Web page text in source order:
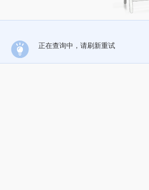
正在查询中，请刷新重试